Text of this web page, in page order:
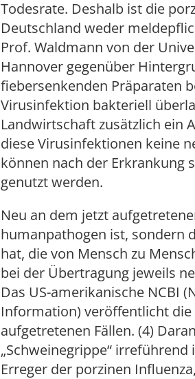
Todesrate. Deshalb ist die
Deutschland weder
Prof. Waldmann von der
Hannover gegenüber
fiebersenkenden Präparaten
Virusinfektion bakteriell
Landwirtschaft zusätzlich ein
diese Virusinfektionen keine
können nach der Erkrankung
genutzt werden.
Neu an dem jetzt
humanpathogen ist, sondern
hat, die von Mensch zu
bei der Übertragung jeweils
Das US-amerikanische NCBI
Information) veröffentlicht die
aufgetretenen Fällen. (4)
„Schweinegrippe“
Erreger der porzinen